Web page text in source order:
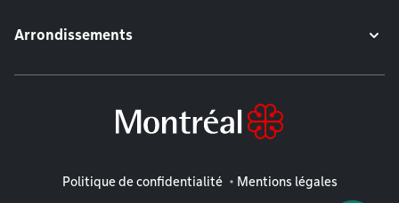
Arrondissements
Mentions légales
Politique de confidentialité Mentions légales